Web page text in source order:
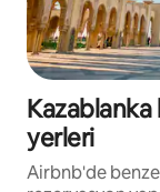
yerleri
Airbnb'de